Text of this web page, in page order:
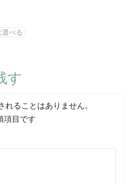
べる
す
れることはありません。
項目です